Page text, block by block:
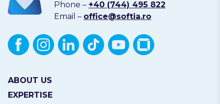
Phone – +40 (744) 495 822
Email – office@softia.ro
ABOUT US
EXPERTISE